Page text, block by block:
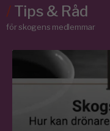
/Tips & Råd
för skogens medlemmar